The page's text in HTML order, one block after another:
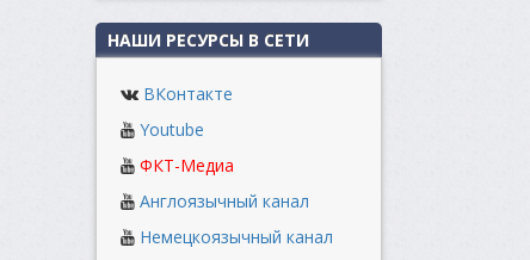
НАШИ РЕСУРСЫ В СЕТИ
ВКонтакте
Youtube
ФКТ-Медиа
Англоязычный канал
Немецкоязычный канал